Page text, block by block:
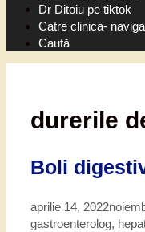
Dr Ditoiu pe tiktok
Catre clinica-
Caută
durerile
Boli
aprilie 14, 2022
gastroenterolog,